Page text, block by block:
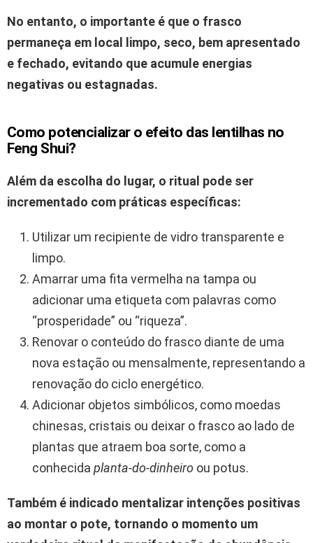
No entanto, o importante é que o frasco
permaneça em local limpo, seco, bem apresentado
e fechado, evitando que acumule energias
negativas ou estagnadas.
Como potencializar o efeito das lentilhas no
Feng Shui?
Além da escolha do lugar, o ritual pode ser
incrementado com práticas específicas:
Utilizar um recipiente de vidro transparente e
limpo.
Amarrar uma fita vermelha na tampa ou
adicionar uma etiqueta com palavras como
“prosperidade” ou “riqueza”.
Renovar o conteúdo do frasco diante de uma
nova estação ou mensalmente, representando a
renovação do ciclo energético.
Adicionar objetos simbólicos, como moedas
chinesas, cristais ou deixar o frasco ao lado de
plantas que atraem boa sorte, como a
conhecida planta-do-dinheiro ou potus.
Também é indicado mentalizar intenções positivas
ao montar o pote, tornando o momento um